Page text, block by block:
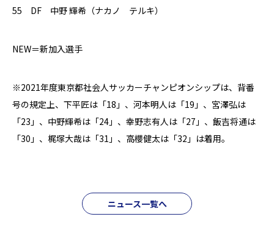
55 DF 中野 輝希（ナカノ テルキ）
NEW＝新加入選手
※2021年度東京都社会人サッカーチャンピオンシップは、背番
号の規定上、下平匠は「18」、河本明人は「19」、宮澤弘は
「23」、中野輝希は「24」、幸野志有人は「27」、飯吉将通は
「30」、梶塚大哉は「31」、高櫻健太は「32」は着用。
ニュース一覧へ